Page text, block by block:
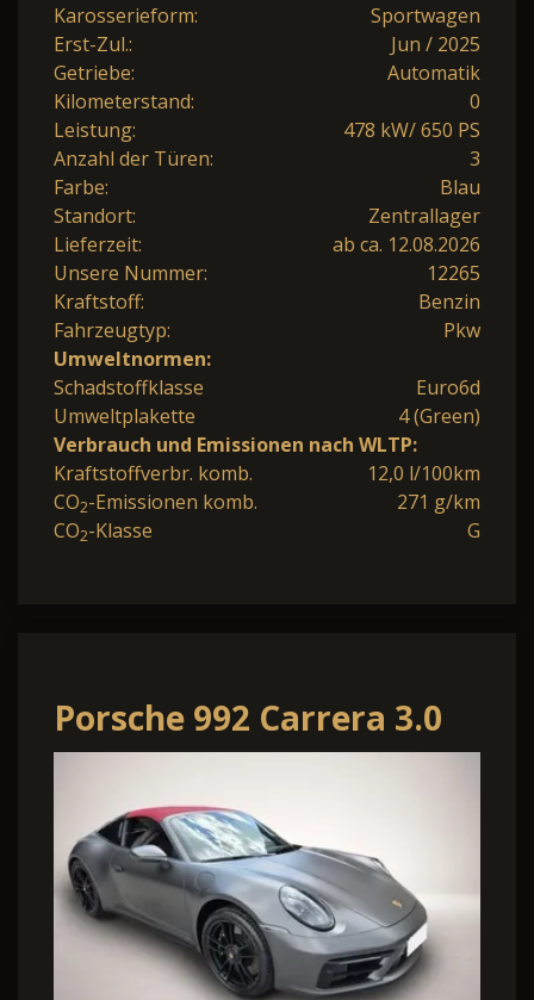
Karosserieform:
Sportwagen
Erst-Zul.:
Jun / 2025
Getriebe:
Automatik
Kilometerstand:
0
Leistung:
478 kW/ 650 PS
Anzahl der Türen:
3
Farbe:
Blau
Standort:
Zentrallager
Lieferzeit:
ab ca. 12.08.2026
Unsere Nummer:
12265
Kraftstoff:
Benzin
Fahrzeugtyp:
Pkw
Umweltnormen:
Schadstoffklasse
Euro6d
Umweltplakette
4 (Green)
Verbrauch und Emissionen nach WLTP:
Kraftstoffverbr. komb.
12,0 l/100km
CO2-Emissionen komb.
271 g/km
CO2-Klasse G
Porsche 992 Carrera 3.0
Targa 4 GTS,LED-Matrix
,Paket Carbo.